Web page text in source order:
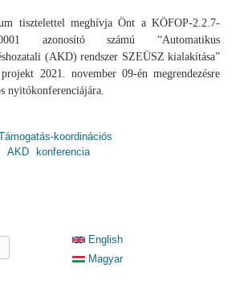
tisztelettel meghívja Önt a KÖFOP-2.2.7-
00001 azonosító számú “Automatikus
(AKD) rendszer SZEÜSZ kialakítása”
2021. november 09-én megrendezésre
nyitókonferenciájára.
koordinációs
AKD konferencia
English
Magyar